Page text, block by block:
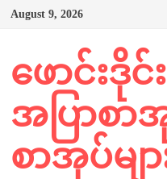
Skip
August 9, 2026
ဖောင်းဒို
အပြာစာ
စာအုပ်မျာ